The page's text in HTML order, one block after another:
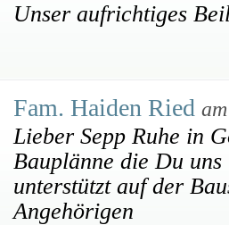
Unser aufrichtiges
Fam. Haiden Ried
Lieber Sepp Ruhe in
Bauplänne die Du
unterstützt auf der
Angehörigen